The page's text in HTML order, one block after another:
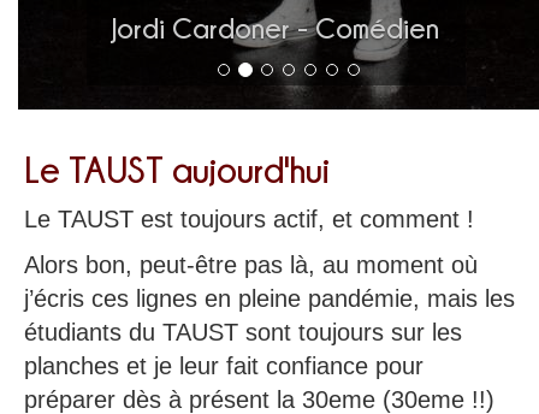
Olivier Boulet - Régisseur
Le TAUST aujourd'hui
Le TAUST est toujours actif, et comment !
Alors bon, peut-être pas là, au moment où
j’écris ces lignes en pleine pandémie, mais les
étudiants du TAUST sont toujours sur les
planches et je leur fait confiance pour
préparer dès à présent la 30eme (30eme !!)